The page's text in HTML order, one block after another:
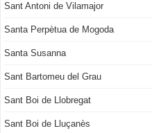
Sant Antoni de Vilamajor
Santa Perpètua de Mogoda
Santa Susanna
Sant Bartomeu del Grau
Sant Boi de Llobregat
Sant Boi de Lluçanès